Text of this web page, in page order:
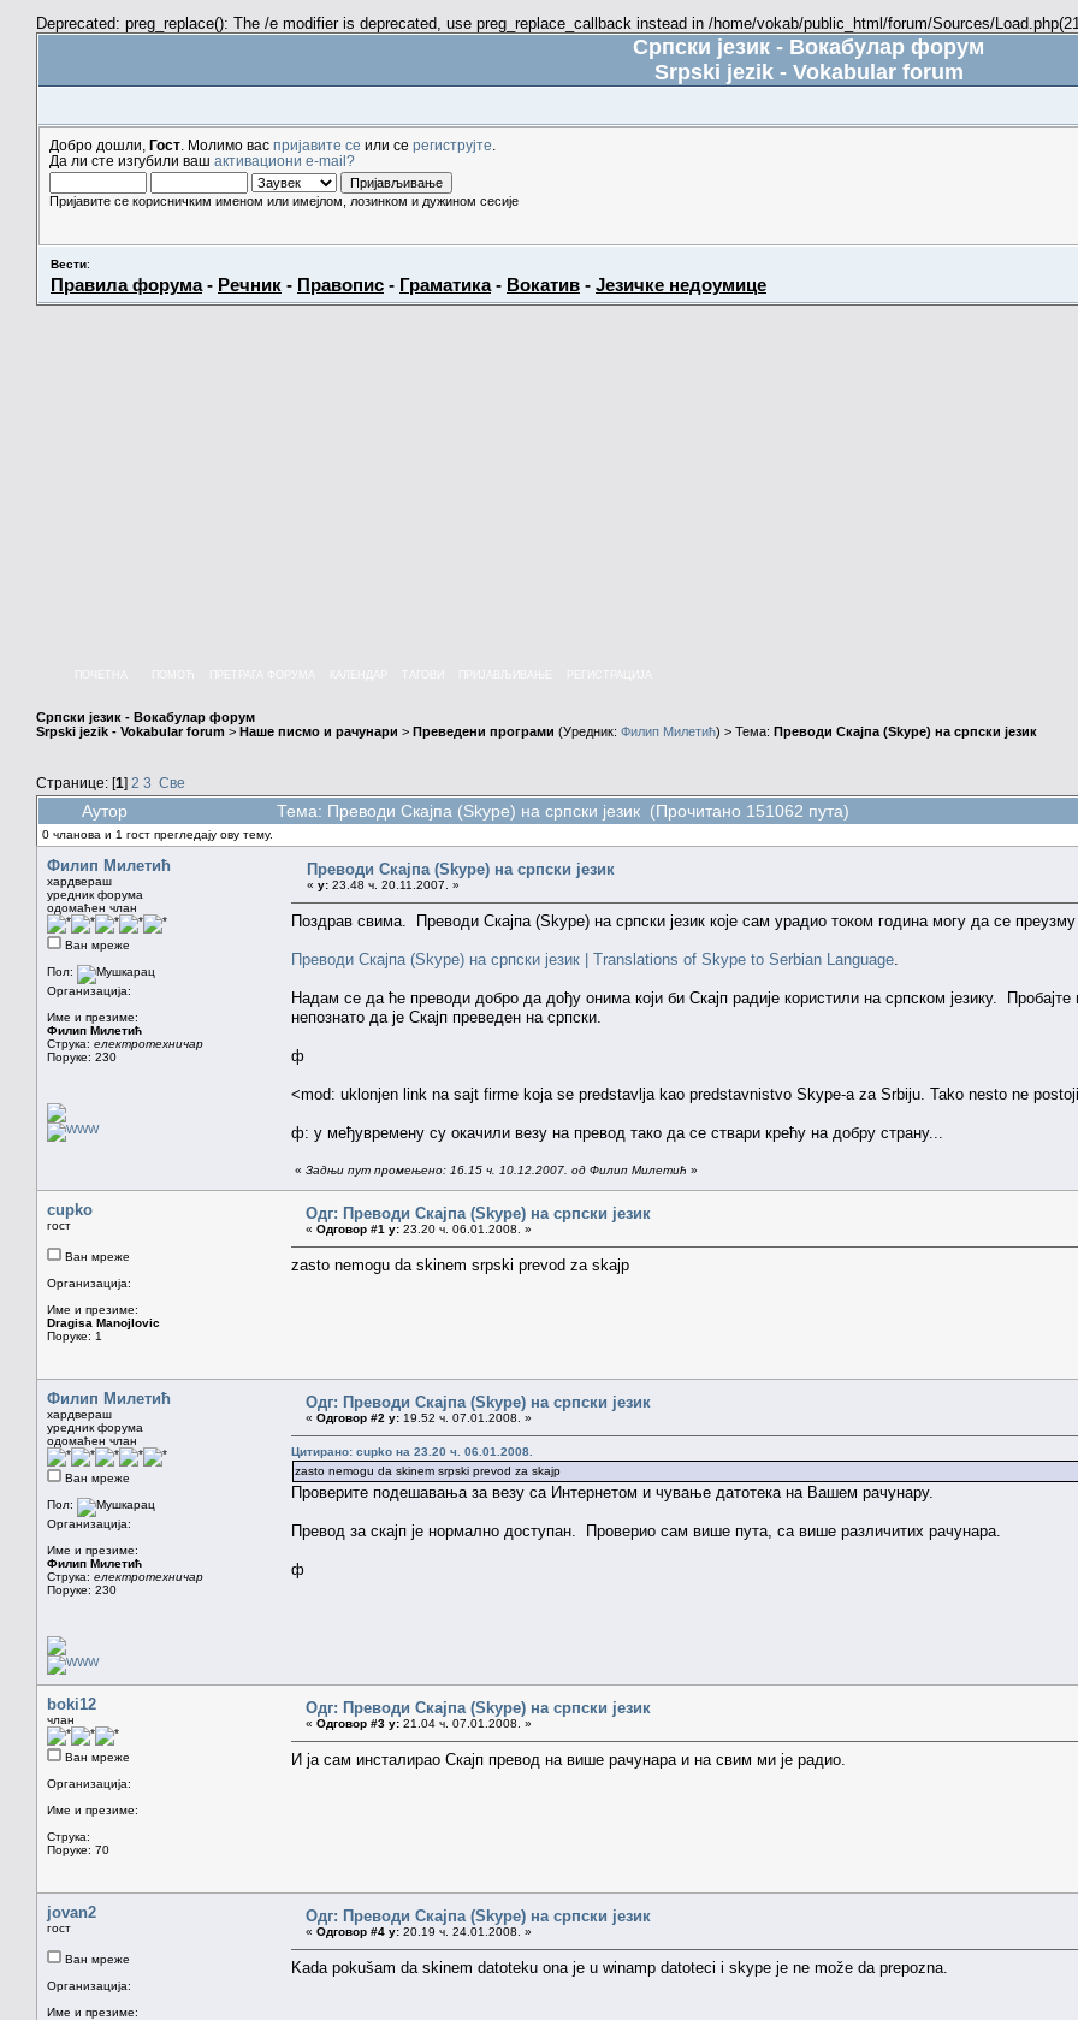
Deprecated: preg_replace(): The /e modifier is deprecated, use preg_replace_callback instead in /home/vokab/public_html/forum/Sources/
Српски језик - Вокабулар форум
Srpski jezik - Vokabular forum
Добро дошли, Гост . Молимо вас пријавите се или се региструјте
Да ли сте изгубили ваш активациони e-mail?
Пријавите се корисничким именом или имејлом, лозинком и дужином сесије
Вести:
Правила форума- Речник - Правопис - Граматика- Вокатив - Језичке недоумице
КАЛЕНДАР
Српски језик - Вокабулар форум
Srpski jezik - Vokabular forum > Наше писмо и рачунари > Преведени програми (Уредник: Филип Милетић) > Тема: Преводи Скајпа (Skype) на српски језик
Странице: [1] 2 3 Све
Аутор Тема: Преводи Скајпа (Skype) на српски језик (Прочитано 151062 пута)
0 чланова и 1 гост прегледају ову тему.
Филип Милетић
хардвераш
уредник форума
одомаћен члан
Ван мреже
Пол:
Организација:
Име и презиме:
Филип Милетић
Струка: електротехничар
Поруке: 230
Преводи Скајпа (Skype) на српски језик
« у: 23.48 ч. 20.11.2007. »
Поздрав свима. Преводи Скајпа (Skype) на српски језик које сам урадио током година могу да се
Преводи Скајпа (Skype) на српски језик | Translations of Skype to Serbian Language
Надам се да ће преводи добро да дођу онима који би Скајп радије користили на српском језику.
непознато да је Скајп преведен на српски.
ф
<mod: uklonjen link na sajt firme koja se predstavlja kao predstavnistvo Skype-a za Srbiju. Tako nesto ne
ф: у међувремену су окачили везу на превод тако да се ствари крећу на добру страну...
« Задњи пут промењено: 16.15 ч. 10.12.2007. од Филип Милетић »
cupko
гост
Ван мреже
Организација:
Име и презиме:
Dragisa Manojlovic
Поруке: 1
Одг: Преводи Скајпа (Skype) на српски језик
« Одговор #1 у: 23.20 ч. 06.01.2008. »
zasto nemogu da skinem srpski prevod za skajp
Филип Милетић
хардвераш
уредник форума
одомаћен члан
Ван мреже
Пол:
Организација:
Име и презиме:
Филип Милетић
Струка: електротехничар
Поруке: 230
Одг: Преводи Скајпа (Skype) на српски језик
« Одговор #2 у: 19.52 ч. 07.01.2008. »
Цитирано: cupko на 23.20 ч. 06.01.2008.
zasto nemogu da skinem srpski prevod za skajp
Проверите подешавања за везу са Интернетом и чување датотека на Вашем рачунару.
Превод за скајп је нормално доступан. Проверио сам више пута, са више различитих рачунара.
ф
boki12
члан
Ван мреже
Организација:
Име и презиме:
Струка:
Поруке: 70
Одг: Преводи Скајпа (Skype) на српски језик
« Одговор #3 у: 21.04 ч. 07.01.2008. »
И ја сам инсталирао Скајп превод на више рачунара и на свим ми је радио.
jovan2
гост
Ван мреже
Организација:
Име и презиме:
Одг: Преводи Скајпа (Skype) на српски језик
« Одговор #4 у: 20.19 ч. 24.01.2008. »
Kada pokušam da skinem datoteku ona je u winamp datoteci i skype je ne može da prepozna.